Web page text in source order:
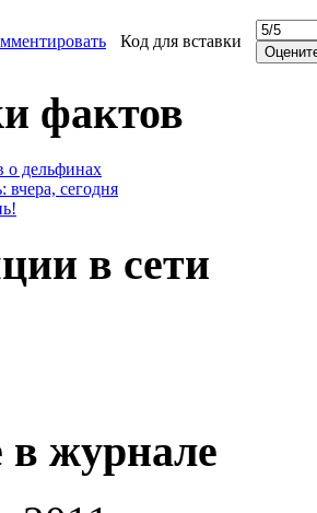
Код для вставки
фактов
о дельфинах
вчера, сегодня
в сети
в журнале